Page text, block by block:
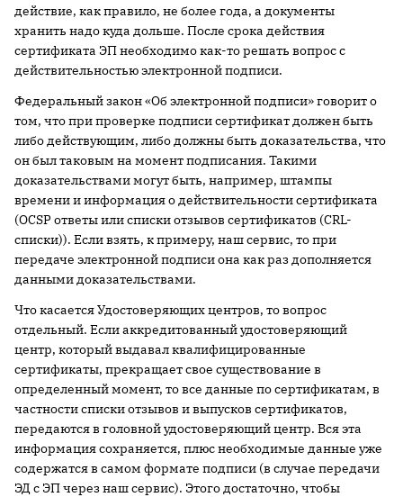
действие, как правило, не более года, а документы
хранить надо куда дольше. После срока действия
сертификата ЭП необходимо как-то решать вопрос с
действительностью электронной подписи.
Федеральный закон «Об электронной подписи» говорит о
том, что при проверке подписи сертификат должен быть
либо действующим, либо должны быть доказательства, что
он был таковым на момент подписания. Такими
доказательствами могут быть, например, штампы
времени и информация о действительности сертификата
(OCSP ответы или списки отзывов сертификатов (CRL-
списки)). Если взять, к примеру, наш сервис, то при
передаче электронной подписи она как раз дополняется
данными доказательствами.
Что касается Удостоверяющих центров, то вопрос
отдельный. Если аккредитованный удостоверяющий
центр, который выдавал квалифицированные
сертификаты, прекращает свое существование в
определенный момент, то все данные по сертификатам, в
частности списки отзывов и выпусков сертификатов,
передаются в головной удостоверяющий центр. Вся эта
информация сохраняется, плюс необходимые данные уже
содержатся в самом формате подписи (в случае передачи
ЭД с ЭП через наш сервис). Этого достаточно, чтобы